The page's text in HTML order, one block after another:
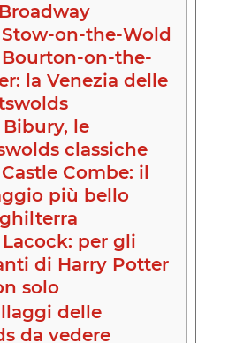
Broadway
Stow-on-the-Wold
Bourton-on-the-
la Venezia delle
Bibury, le
classiche
Castle Combe: il
più bello
Lacock: per gli
di Harry Potter
solo
delle
da vedere